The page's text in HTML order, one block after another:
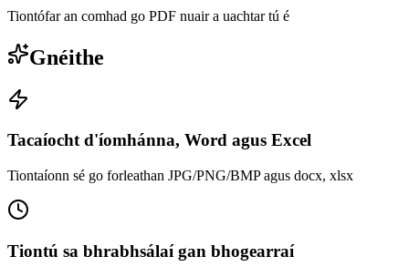
Tiontófar an comhad go PDF nuair a uachtar tú é
Gnéithe
Tacaíocht d'íomhánna, Word agus Excel
Tiontaíonn sé go forleathan JPG/PNG/BMP agus docx, xlsx
Tiontú sa bhrabhsálaí gan bhogearraí